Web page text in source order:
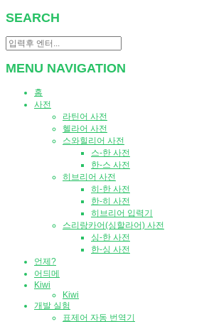
SEARCH
MENU NAVIGATION
홈
사전
라틴어 사전
헬라어 사전
스와힐리어 사전
스-한 사전
한-스 사전
히브리어 사전
히-한 사전
한-히 사전
히브리어 입력기
스리랑카어(싱할라어) 사전
싱-한 사전
한-싱 사전
언제?
어듸메
Kiwi
Kiwi
개발 실험
표제어 자동 번역기